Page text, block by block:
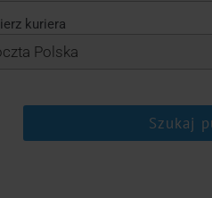
kuriera
Szukaj